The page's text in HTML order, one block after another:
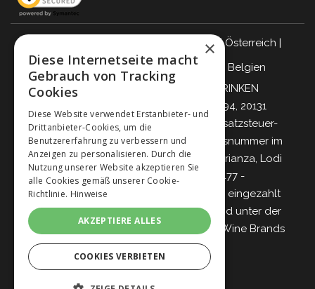
Großbritannien |Österreich |
Schweiz| Niederlande|Frankreich
Belgien
VERANTWORTUNGSBEWUSST TRINKEN
Viale Abruzzi 94, 20131
Mailand – Italien - Steuernummer, Umsatzsteuer-
Identifikationsnummer und Eintragungsnummer im
Handelsregister von Mailand, Monza-Brianza, Lodi
04642870960 - R.E.A. MI-2564477 -
Gesellschaftskapital 500.000 Euro voll eingezahlt
Gesellschaft mit einzigem Teilhaber und unter der
Leitung und Koordinierung von
Italian Wine Brands
S.p.A.
×
Diese Internetseite macht
Gebrauch von Tracking
Cookies
Diese Website verwendet Erstanbieter- und
Drittanbieter-Cookies, um die
Benutzererfahrung zu verbessern und
Anzeigen zu personalisieren. Durch die
Nutzung unserer Website akzeptieren Sie
alle Cookies gemäß unserer Cookie-
Richtlinie. Hinweise
AKZEPTIERE ALLES
COOKIES VERBIETEN